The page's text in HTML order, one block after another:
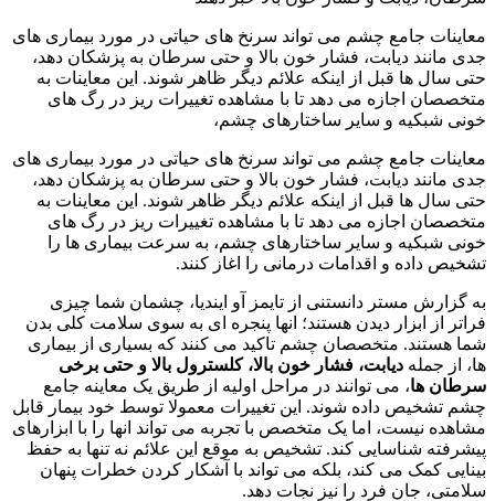
معاینات جامع چشم می تواند سرنخ های حیاتی در مورد بیماری های
جدی مانند دیابت، فشار خون بالا و حتی سرطان به پزشکان دهد،
حتی سال ها قبل از اینکه علائم دیگر ظاهر شوند. این معاینات به
متخصصان اجازه می دهد تا با مشاهده تغییرات ریز در رگ های
خونی شبکیه و سایر ساختارهای چشم،
معاینات جامع چشم می تواند سرنخ های حیاتی در مورد بیماری های
جدی مانند دیابت، فشار خون بالا و حتی سرطان به پزشکان دهد،
حتی سال ها قبل از اینکه علائم دیگر ظاهر شوند. این معاینات به
متخصصان اجازه می دهد تا با مشاهده تغییرات ریز در رگ های
خونی شبکیه و سایر ساختارهای چشم، به سرعت بیماری ها را
تشخیص داده و اقدامات درمانی را اغاز کنند.
به گزارش مستر دانستنی از تایمز آو ایندیا، چشمان شما چیزی
فراتر از ابزار دیدن هستند؛ انها پنجره ای به سوی سلامت کلی بدن
شما هستند. متخصصان چشم تاکید می کنند که بسیاری از بیماری
ها، از جمله دیابت، فشار خون بالا، کلسترول بالا و حتی برخی
سرطان ها، می توانند در مراحل اولیه از طریق یک معاینه جامع
چشم تشخیص داده شوند. این تغییرات معمولا توسط خود بیمار قابل
مشاهده نیست، اما یک متخصص با تجربه می تواند انها را با ابزارهای
پیشرفته شناسایی کند. تشخیص به موقع این علائم نه تنها به حفظ
بینایی کمک می کند، بلکه می تواند با آشکار کردن خطرات پنهان
سلامتی، جان فرد را نیز نجات دهد.